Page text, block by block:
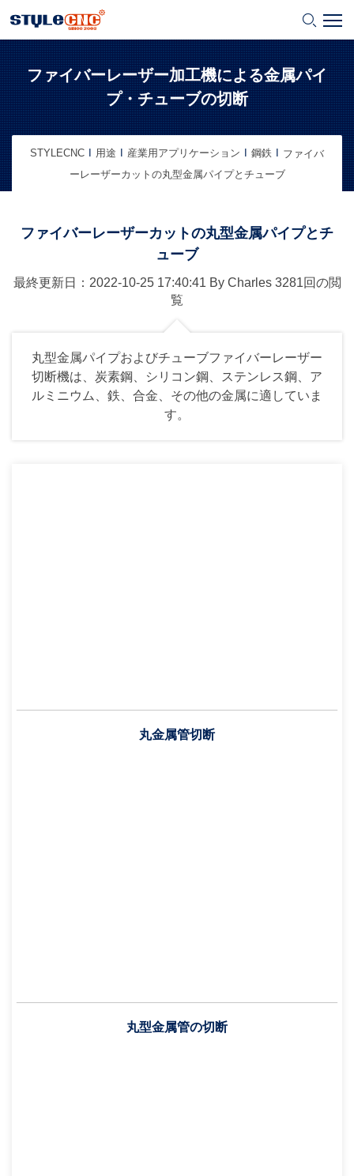
ファイバーレーザー加工機による金属パイ
プ・チューブの切断
STYLECNC 用途 産業用アプリケーション 鋼鉄
ファイバ
ーレーザーカットの丸型金属パイプとチューブ
ファイバーレーザーカットの丸型金属パイプとチ
ューブ
最終更新日：2022-10-25 17:40:41 By Charles3281回の閲
覧
丸型金属パイプおよびチューブファイバーレーザー
切断機は、炭素鋼、シリコン鋼、ステンレス鋼、ア
ルミニウム、鉄、合金、その他の金属に適していま
す。
丸金属管切断
丸型金属管の切断